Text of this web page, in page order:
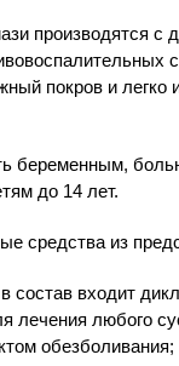
производятся с
покров и легко
беременным,
до 14 лет.
средства из
состав входит
лечения любого
обезболивания;